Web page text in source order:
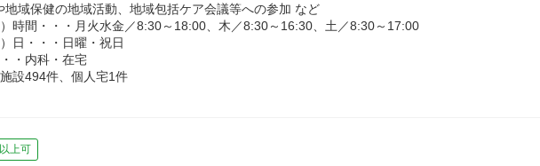
地域保健の地域活動、地域包括ケア会議等への参加 など
時間・・・月火水金／8:30～18:00、木／8:30～16:30、土／8:30～17:00
日・・・日曜・祝日
・内科・在宅
設494件、個人宅1件
上可